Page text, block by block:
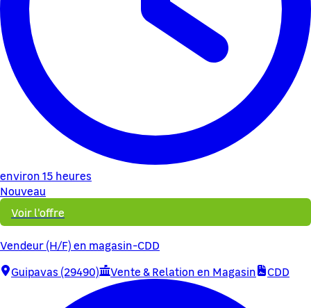
environ 15 heures
Nouveau
Voir l'offre
Vendeur (H/F) en magasin-CDD
Guipavas (29490)
Vente & Relation en Magasin CDD